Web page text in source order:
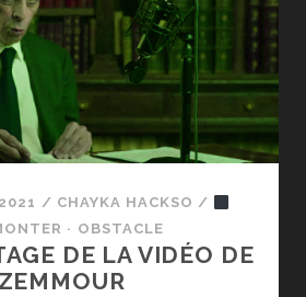
ET
À
ÉCOUTER
EN
!
/ CHAYKA HACKSO /
· OBSTACLE
DE LA VIDÉO DE
ZEMMOUR